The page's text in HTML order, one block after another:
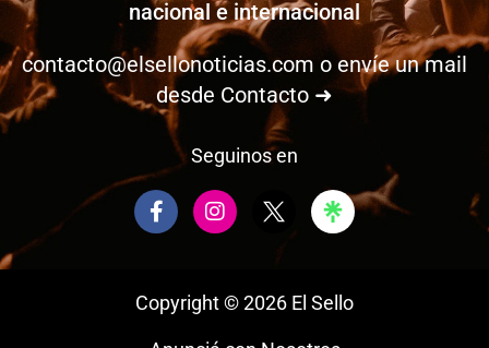
nacional e internacional
contacto@elsellonoticias.com o envíe un mail
desde Contacto ➜
Seguinos en
F
a
o
I
n
g
Copyright © 2026 El Sello